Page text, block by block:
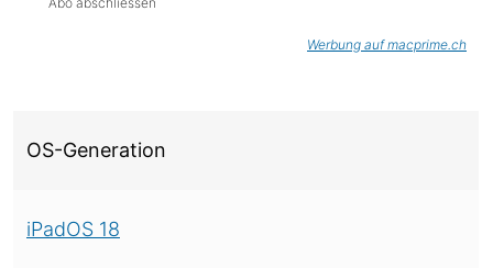
Werbung auf macprime.ch
OS-Generation
iPadOS 18